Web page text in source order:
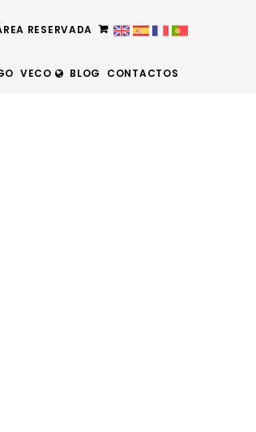
RESERVADA
VECO BLOG CONTACTOS